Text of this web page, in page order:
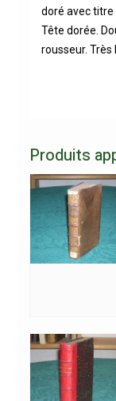
doré avec titre
Tête dorée.
rousseur. Très
Produits